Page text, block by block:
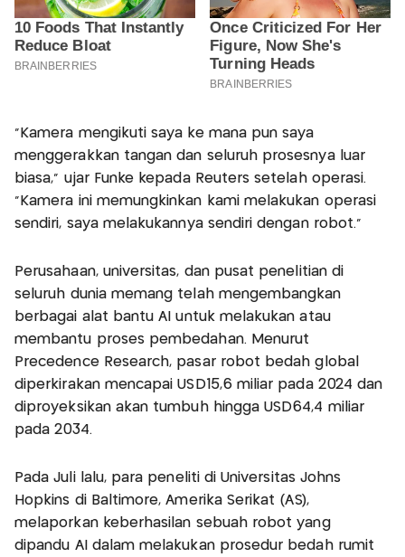
"Kamera mengikuti saya ke mana pun saya
menggerakkan tangan dan seluruh prosesnya luar
biasa," ujar Funke kepada Reuters setelah operasi.
"Kamera ini memungkinkan kami melakukan operasi
sendiri, saya melakukannya sendiri dengan robot."
Perusahaan, universitas, dan pusat penelitian di
seluruh dunia memang telah mengembangkan
berbagai alat bantu AI untuk melakukan atau
membantu proses pembedahan. Menurut
Precedence Research, pasar robot bedah global
diperkirakan mencapai USD15,6 miliar pada 2024 dan
diproyeksikan akan tumbuh hingga USD64,4 miliar
pada 2034.
Pada Juli lalu, para peneliti di Universitas Johns
Hopkins di Baltimore, Amerika Serikat (AS),
melaporkan keberhasilan sebuah robot yang
dipandu AI dalam melakukan prosedur bedah rumit